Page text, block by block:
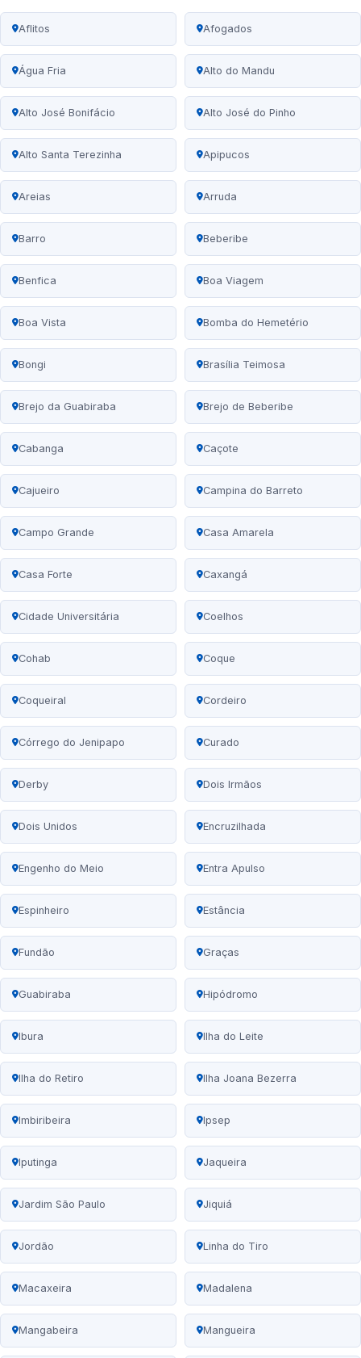
Aflitos Afogados
Água Fria Alto do Mandu
Alto José Bonifácio Alto José do Pinho
Alto Santa Terezinha Apipucos
Areias Arruda
Barro Beberibe
Benfica Boa Viagem
Boa Vista Bomba do Hemetério
Bongi Brasília Teimosa
Brejo da Guabiraba Brejo de Beberibe
Cabanga Caçote
Cajueiro Campina do Barreto
Campo Grande Casa Amarela
Casa Forte Caxangá
Cidade Universitária Coelhos
Cohab Coque
Coqueiral Cordeiro
Córrego do Jenipapo Curado
Derby Dois Irmãos
Dois Unidos Encruzilhada
Engenho do Meio Entra Apulso
Espinheiro Estância
Fundão Graças
Guabiraba Hipódromo
Ibura Ilha do Leite
Ilha do Retiro Ilha Joana Bezerra
Imbiribeira Ipsep
Iputinga Jaqueira
Jardim São Paulo Jiquiá
Jordão Linha do Tiro
Macaxeira Madalena
Mangabeira Mangueira